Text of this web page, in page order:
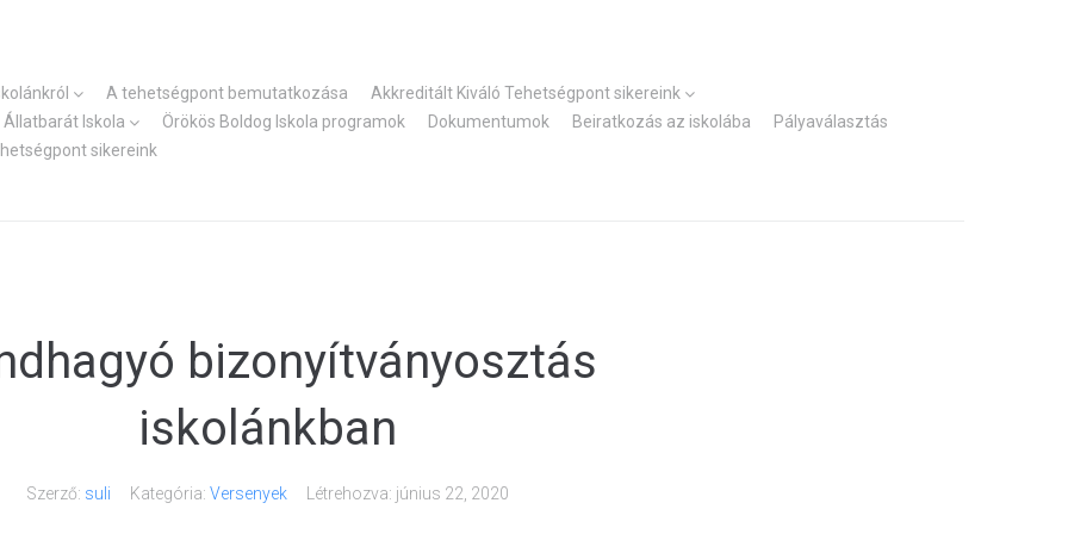
A tehetségpont bemutatkozása
Akkreditált Kiváló Tehetségpont sikereink
Állatbarát Iskola
Örökös Boldog Iskola programok Dokumentumok Beiratkozás az iskolába
Pályaválasztás
sikereink
bizonyítványosztás
iskolánkban
Szerző: suli Kategória: Versenyek Létrehozva: június 22, 2020